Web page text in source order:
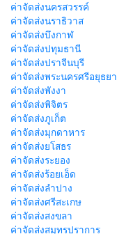
ค่าจัดส่งนครสวรรค์
ค่าจัดส่งนราธิวาส
ค่าจัดส่งบึงกาฬ
ค่าจัดส่งปทุมธานี
ค่าจัดส่งปราจีนบุรี
ค่าจัดส่งพระนครศรีอยุธยา
ค่าจัดส่งพังงา
ค่าจัดส่งพิจิตร
ค่าจัดส่งภูเก็ต
ค่าจัดส่งมุกดาหาร
ค่าจัดส่งยโสธร
ค่าจัดส่งระยอง
ค่าจัดส่งร้อยเอ็ด
ค่าจัดส่งลำปาง
ค่าจัดส่งศรีสะเกษ
ค่าจัดส่งสงขลา
ค่าจัดส่งสมุทรปราการ